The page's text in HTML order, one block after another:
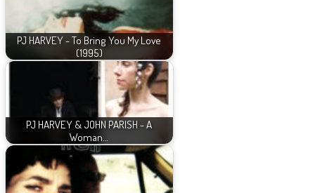
PJ HARVEY - To Bring You My Love
(1995)
PJ HARVEY & JOHN PARISH - A
Woman…